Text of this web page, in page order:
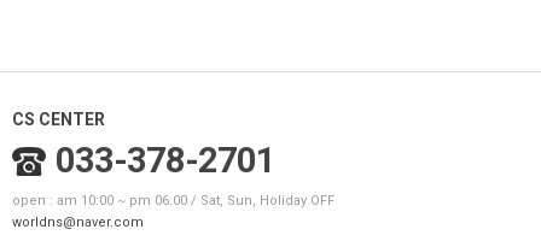
CS CENTER
033-378-2701
open : am 10:00 ~ pm 06:00 / Sat, Sun, Holiday OFF
worldns@naver.com